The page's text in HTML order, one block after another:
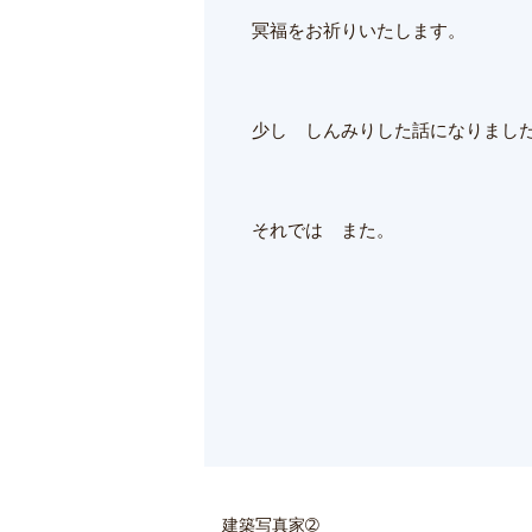
冥福をお祈りいたします。
少し しんみりした話になりまし
それでは また。
建築写真家➁